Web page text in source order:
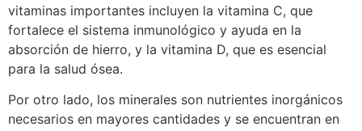
vitaminas importantes incluyen la vitamina C, que
fortalece el sistema inmunológico y ayuda en la
absorción de hierro, y la vitamina D, que es esencial
para la salud ósea.
Por otro lado, los minerales son nutrientes inorgánicos
necesarios en mayores cantidades y se encuentran en